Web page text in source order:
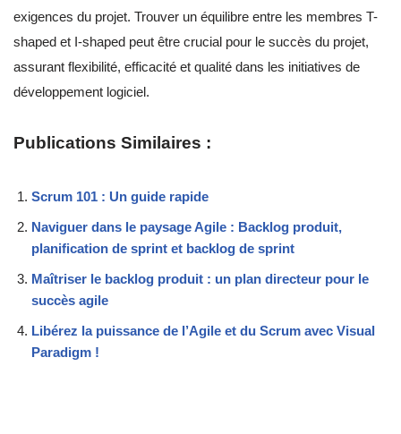
exigences du projet. Trouver un équilibre entre les membres T-
shaped et I-shaped peut être crucial pour le succès du projet,
assurant flexibilité, efficacité et qualité dans les initiatives de
développement logiciel.
Publications Similaires :
Scrum 101 : Un guide rapide
Naviguer dans le paysage Agile : Backlog produit,
planification de sprint et backlog de sprint
Maîtriser le backlog produit : un plan directeur pour le
succès agile
Libérez la puissance de l’Agile et du Scrum avec Visual
Paradigm !